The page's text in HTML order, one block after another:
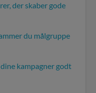
der skaber gode
du målgruppe
kampagner godt